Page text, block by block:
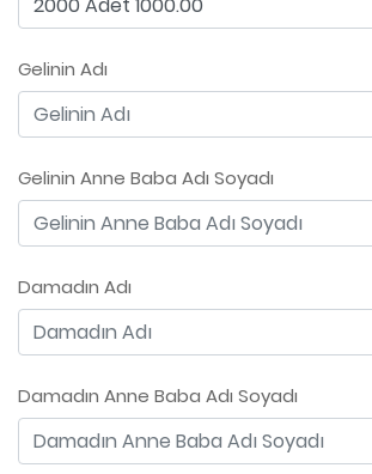
Gelinin Adı
Gelinin Anne Baba Adı Soyadı
Damadın Adı
Damadın Anne Baba Adı Soyadı